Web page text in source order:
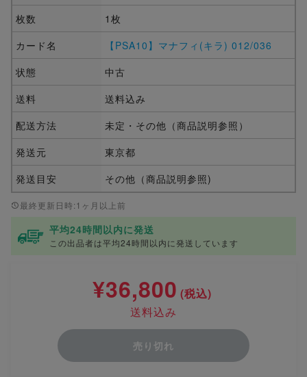
枚数
1枚
カード名
【PSA10】マナフィ(キラ) 012/036
状態
中古
送料
送料込み
配送方法
未定・その他（商品説明参照）
発送元
東京都
発送目安
その他（商品説明参照)
最終更新日時:1ヶ月以上前
平均24時間以内に発送
この出品者は平均24時間以内に発送しています
¥36,800 (税込)
送料込み
売り切れ